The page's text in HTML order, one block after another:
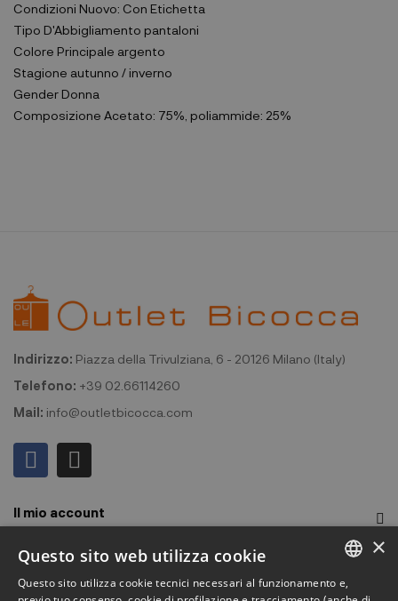
Condizioni Nuovo: Con Etichetta
Tipo D'Abbigliamento pantaloni
Colore Principale argento
Stagione autunno / inverno
Gender Donna
Composizione Acetato: 75%, poliammide: 25%
Indirizzo: Piazza della Trivulziana, 6 - 20126 Milano (Italy)
Telefono: +39 02.66114260
Mail: info@outletbicocca.com
Il mio account
Outlet Bicocca
Iscriviti alla Newsletter
ITALIAN
×
Questo sito web utilizza cookie
Questo sito utilizza cookie tecnici necessari al funzionamento e,